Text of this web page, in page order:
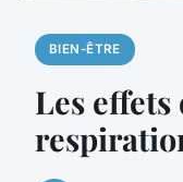
BIEN-ÊTRE
Les